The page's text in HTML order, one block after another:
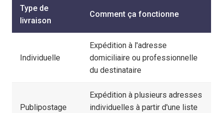
Type de
livraison
Comment ça fonctionne
Individuelle
Expédition à l'adresse
domiciliaire ou professionnelle
du destinataire
Publipostage
Expédition à plusieurs adresses
individuelles à partir d'une liste